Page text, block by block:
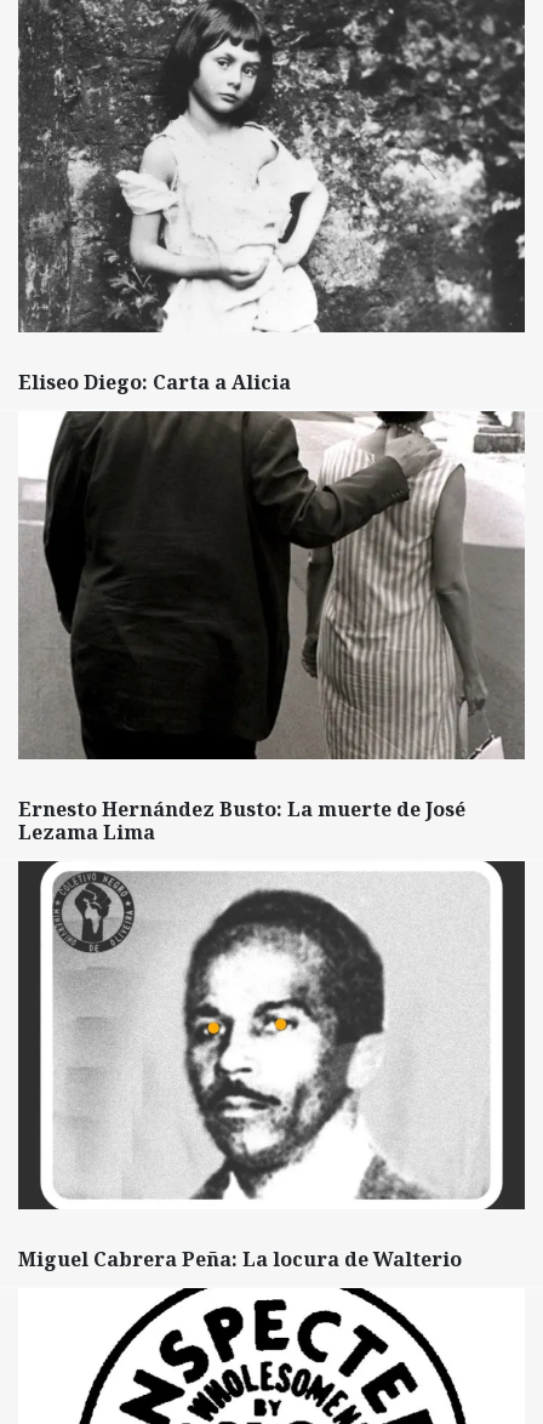
Eliseo Diego: Carta a Alicia
Ernesto Hernández Busto: La muerte de José
Lezama Lima
Miguel Cabrera Peña: La locura de Walterio